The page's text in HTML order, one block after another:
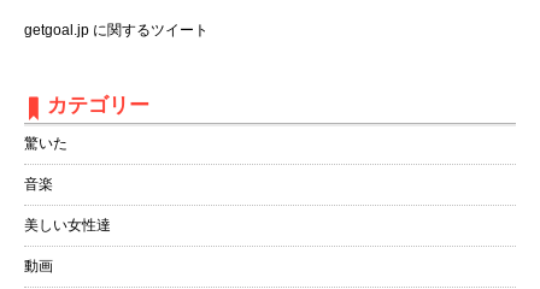
getgoal.jp に関するツイート
カテゴリー
驚いた
音楽
美しい女性達
動画